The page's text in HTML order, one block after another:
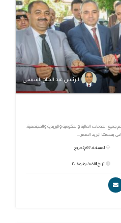
الرئيس عبد الفتاح السيسي
الخدمات المالية والحكومية والبريدية والمجتمعية،
يقدمها البريد المصر...
المساحة: 97م2 مربع
تاريخ التنفيذ: يونيو ٢٠١٨